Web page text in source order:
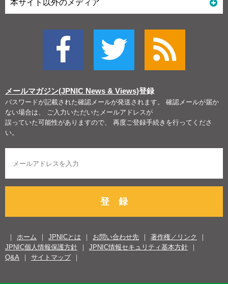
本サイト以外のメディア
メールマガジン(JPNIC News & Views)登録
パスワードが記載された確認メールが発送されます。 確認メールが届か
ない場合は、 ご入力いただいたメールアドレスが
誤っていた可能性がありますので、 再度ご登録手続きを行ってくださ
い。
登 録
ホーム JPNICとは お問い合わせ先
著作権／リンク
JPNIC個人情報保護方針
JPNIC情報セキュリティ基本方針
Q&A
サイトマップ